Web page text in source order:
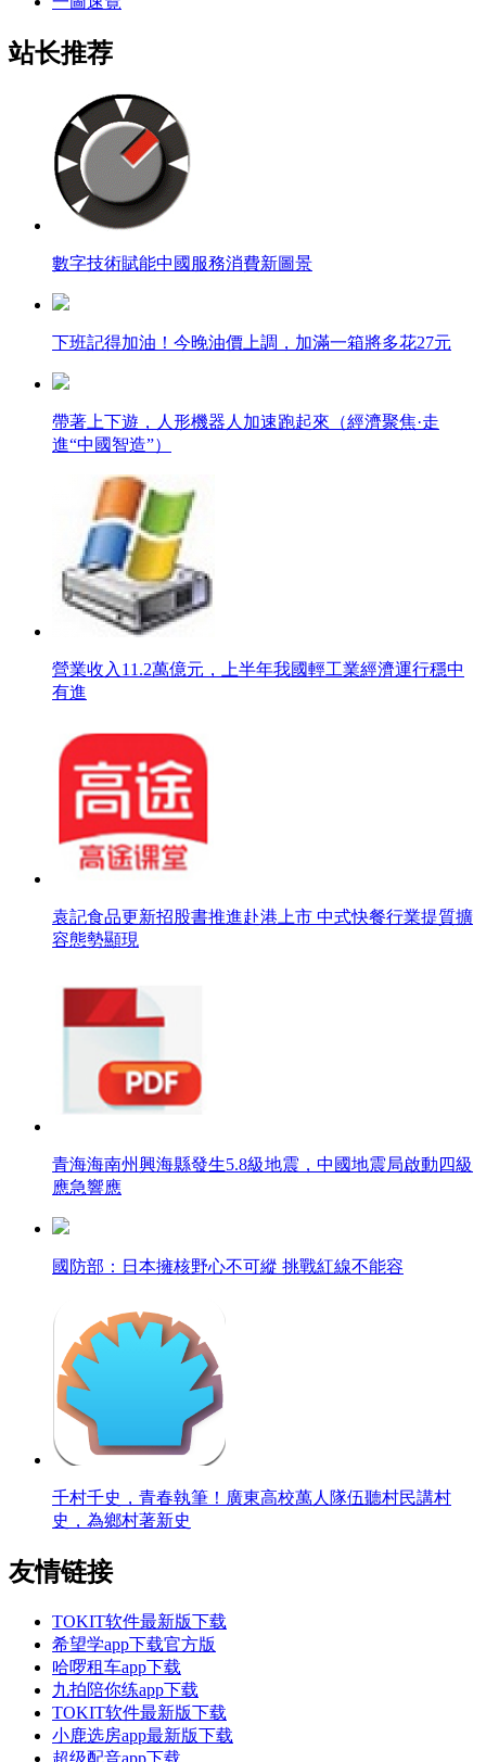
站长推荐
數字技術賦能中國服務消費新圖景
下班記得加油！今晚油價上調，加滿一箱將多花27元
帶著上下遊，人形機器人加速跑起來（經濟聚焦·走
進“中國智造”）
營業收入11.2萬億元，上半年我國輕工業經濟運行穩中
有進
袁記食品更新招股書推進赴港上市 中式快餐行業提質擴
容態勢顯現
青海海南州興海縣發生5.8級地震，中國地震局啟動四級
應急響應
國防部：日本擁核野心不可縱 挑戰紅線不能容
千村千史，青春執筆！廣東高校萬人隊伍聽村民講村
史，為鄉村著新史
友情链接
TOKIT软件最新版下载
希望学app下载官方版
哈啰租车app下载
九拍陪你练app下载
TOKIT软件最新版下载
小鹿选房app最新版下载
超级配音app下载